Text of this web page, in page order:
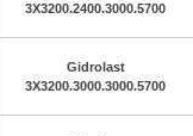
3X3200.2400.3000.5700
Gidrolast
3X3200.3000.3000.5700